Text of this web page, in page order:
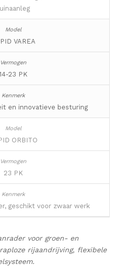
VAREA
23 PK
en innovatieve besturing
ORBITO
23 PK
geschikt voor zwaar werk
voor groen- en
rijaandrijving, flexibele